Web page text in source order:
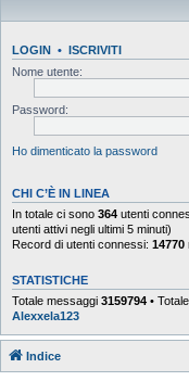
LOGIN • ISCRIVITI
Nome utente:
Password:
Ho dimenticato la password
CHI C’È IN LINEA
In totale ci sono 364 utenti
utenti attivi negli ultimi 5 minuti)
Record di utenti connessi: 14770
STATISTICHE
Totale messaggi 3159794 •
Alexxela123
Indice